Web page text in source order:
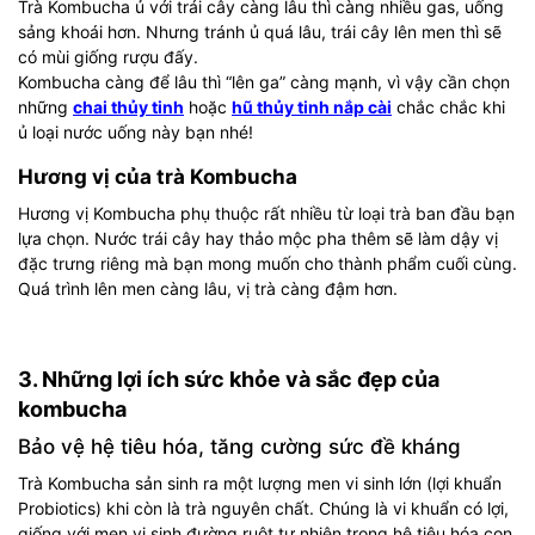
Trà Kombucha ủ với trái cây càng lâu thì càng nhiều gas, uống
sảng khoái hơn. Nhưng tránh ủ quá lâu, trái cây lên men thì sẽ
có mùi giống rượu đấy.
Kombucha càng để lâu thì “lên ga” càng mạnh, vì vậy cần chọn
những chai thủy tinh hoặc hũ thủy tinh nắp cài chắc chắc khi
ủ loại nước uống này bạn nhé!
Hương vị của trà Kombucha
Hương vị Kombucha phụ thuộc rất nhiều từ loại trà ban đầu bạn
lựa chọn. Nước trái cây hay thảo mộc pha thêm sẽ làm dậy vị
đặc trưng riêng mà bạn mong muốn cho thành phẩm cuối cùng.
Quá trình lên men càng lâu, vị trà càng đậm hơn.
3. Những lợi ích sức khỏe và sắc đẹp của
kombucha
Bảo vệ hệ tiêu hóa, tăng cường sức đề kháng
Trà Kombucha sản sinh ra một lượng men vi sinh lớn (lợi khuẩn
Probiotics) khi còn là trà nguyên chất. Chúng là vi khuẩn có lợi,